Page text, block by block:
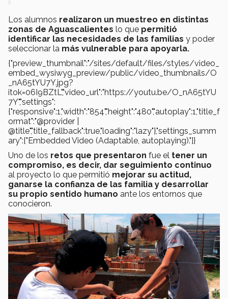
Los alumnos realizaron un muestreo en distintas
zonas de Aguascalientes lo que permitió
identificar las necesidades de las familias y poder
seleccionar la más vulnerable para apoyarla.
{"preview_thumbnail":"/sites/default/files/styles/video_
embed_wysiwyg_preview/public/video_thumbnails/O
_nA65tYU7Y.jpg?
itok=06I9BZtL","video_url":"https://youtu.be/O_nA65tYU
7Y","settings":
{"responsive":1,"width":"854","height":"480","autoplay":1,"title_f
ormat":"@provider |
@title","title_fallback":true,"loading":"lazy"},"settings_summ
ary":["Embedded Video (Adaptable, autoplaying)."]}
Uno de los retos que presentaron fue el tener un
compromiso, es decir, dar seguimiento continuo
al proyecto lo que permitió mejorar su actitud,
ganarse la confianza de las familia y desarrollar
su propio sentido humano ante los entornos que
conocieron.